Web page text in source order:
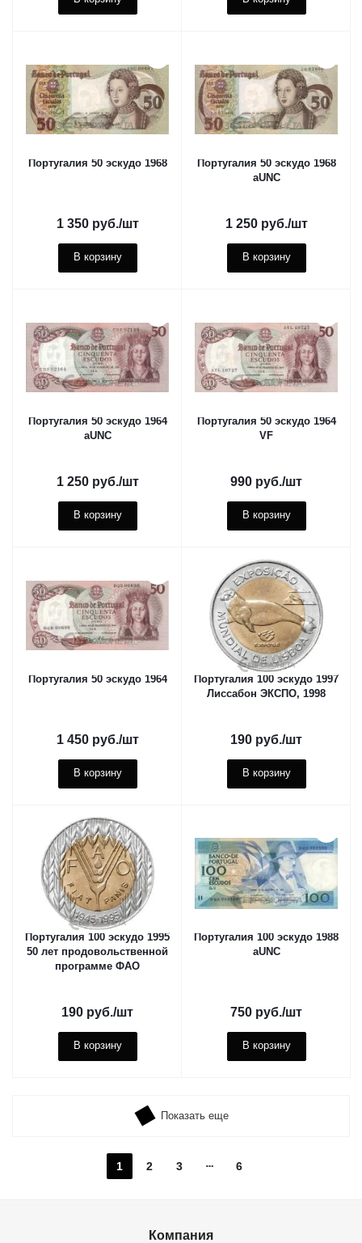
Португалия 50 эскудо 1968
1 350руб./шт
В корзину
Португалия 50 эскудо 1968
aUNC
1 250руб./шт
В корзину
Португалия 50 эскудо 1964
aUNC
1 250руб./шт
В корзину
Португалия 50 эскудо 1964
VF
990 руб./шт
В корзину
Португалия 50 эскудо 1964
1 450руб./шт
В корзину
Португалия 100 эскудо 1997
Лиссабон ЭКСПО, 1998
190 руб./шт
В корзину
Португалия 100 эскудо 1995
50 лет продовольственной
программе ФАО
190 руб./шт
В корзину
Португалия 100 эскудо 1988
aUNC
750 руб./шт
В корзину
Показать еще
1 2 3 6
Компания